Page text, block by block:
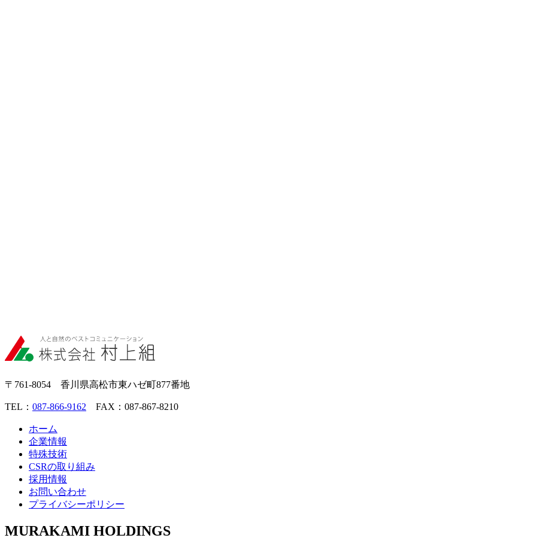
〒761-8054 香川県高松市東ハゼ町877番地
TEL： 087-866-9162 FAX：087-867-8210
ホーム
企業情報
特殊技術
CSRの取り組み
採用情報
お問い合わせ
プライバシーポリシー
MURAKAMI HOLDINGS